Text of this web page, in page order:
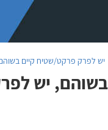
יש לפרק פרקט/שטיח קיים
יש